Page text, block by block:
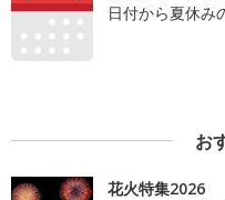
日付から夏休み
お
花火特集2026